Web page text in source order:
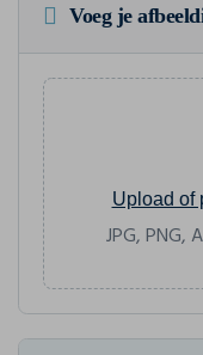
Voeg je
Upload of
JPG, PNG,